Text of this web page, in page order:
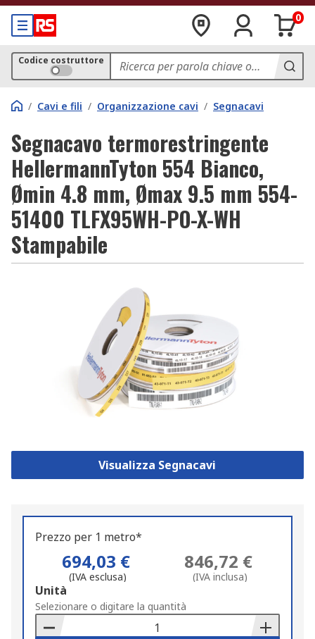
0
Codice costruttore
/ Cavi e fili / Organizzazione cavi / Segnacavi
Segnacavo termorestringente
HellermannTyton 554 Bianco,
Ømin 4.8 mm, Ømax 9.5 mm 554-
51400 TLFX95WH-PO-X-WH
Stampabile
Visualizza Segnacavi
Prezzo per 1 metro*
694,03 €
(IVA esclusa)
846,72 €
(IVA inclusa)
Add
to
Basket
Unità
Selezionare o digitare la quantità